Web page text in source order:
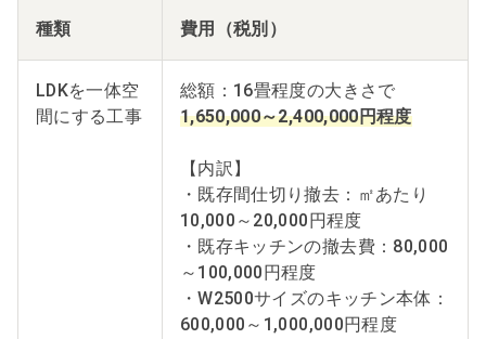
種類 費用（税別）
LDKを一体空
間にする工事
総額：16畳程度の大きさで
1,650,000～2,400,000円程度
【内訳】
・既存間仕切り撤去：㎡あたり
10,000～20,000円程度
・既存キッチンの撤去費：80,000
～100,000円程度
・W2500サイズのキッチン本体：
600,000～1,000,000円程度